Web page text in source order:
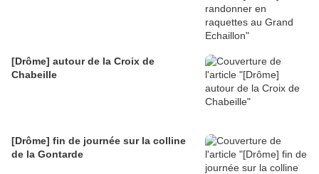
[Drôme] autour de la Croix de
Chabeille
[Drôme] fin de journée sur la colline
de la Gontarde